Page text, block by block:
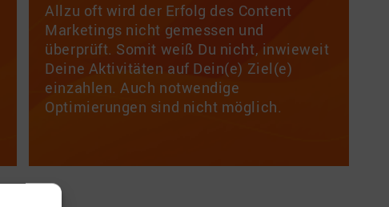
Allzu oft wird der Erfolg des Content
Marketings nicht gemessen und
überprüft. Somit weiß Du nicht, inwieweit
Deine Aktivitäten auf Dein(e) Ziel(e)
einzahlen. Auch notwendige
Optimierungen sind nicht möglich.